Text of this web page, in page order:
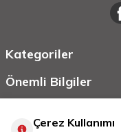
Kategoriler
Önemli Bilgiler
Çerez Kullanımı